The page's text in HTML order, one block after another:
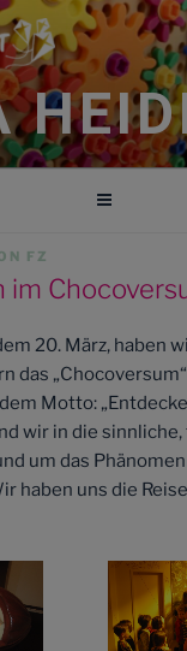
FZ
im
20. März, haben
das
Motto:
wir in die
um das
haben uns die